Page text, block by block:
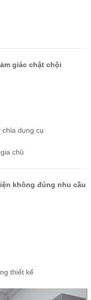
giác chật chội
dụng cụ
chủ
không đúng nhu cầu
thiết kế